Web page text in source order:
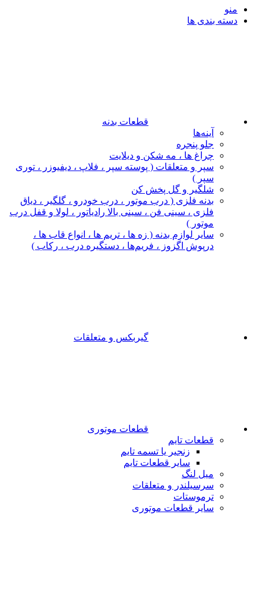
منو
دسته بندی ها
قطعات بدنه
آینه‌ها
جلو پنجره
چراغ‌ ها ، مه‌ شکن و دیلایت
سپر و متعلقات ( پوسته سپر ، فلاپ ، دیفیوزر ، توری
سپر )
شلگیر و گل‌ پخش‌ کن
بدنه فلزی ( درب موتور ، درب خودرو ، گلگیر ، دیاق
فلزی ، سینی فن ، سینی بالا رادیاتور ، لولا و قفل درب
موتور )
سایر لوازم بدنه ( زه ها ، تریم ها ، انواع قاب ها ،
درپوش اگزوز ، فریم‌ها ، دستگیره درب ، رکاب )
گیربکس و متعلقات
قطعات موتوری
قطعات تایم
زنجیر یا تسمه تایم
سایر قطعات تایم
میل لنگ
سرسیلندر و متعلقات
ترموستات
سایر قطعات موتوری